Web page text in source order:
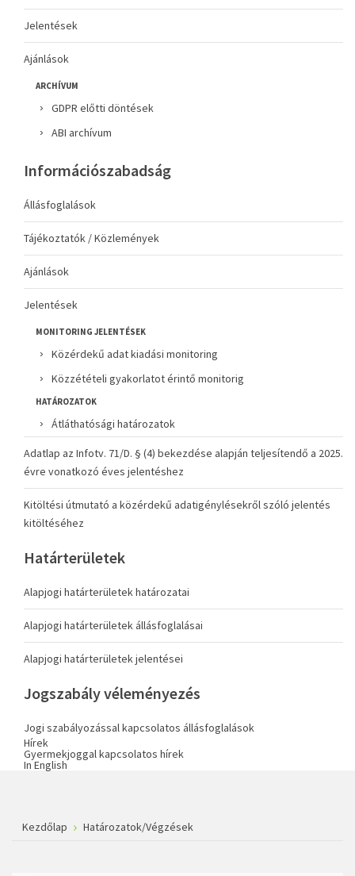
Jelentések
Ajánlások
ARCHÍVUM
GDPR előtti döntések
ABI archívum
Információszabadság
Állásfoglalások
Tájékoztatók / Közlemények
Ajánlások
Jelentések
MONITORING JELENTÉSEK
Közérdekű adat kiadási monitoring
Közzétételi gyakorlatot érintő monitorig
HATÁROZATOK
Átláthatósági határozatok
Adatlap az Infotv. 71/D. § (4) bekezdése alapján teljesítendő a 2025.
évre vonatkozó éves jelentéshez
Kitöltési útmutató a közérdekű adatigénylésekről szóló jelentés
kitöltéséhez
Határterületek
Alapjogi határterületek határozatai
Alapjogi határterületek állásfoglalásai
Alapjogi határterületek jelentései
Jogszabály véleményezés
Jogi szabályozással kapcsolatos állásfoglalások
Hírek
Gyermekjoggal kapcsolatos hírek
In English
Kezdőlap Határozatok/Végzések